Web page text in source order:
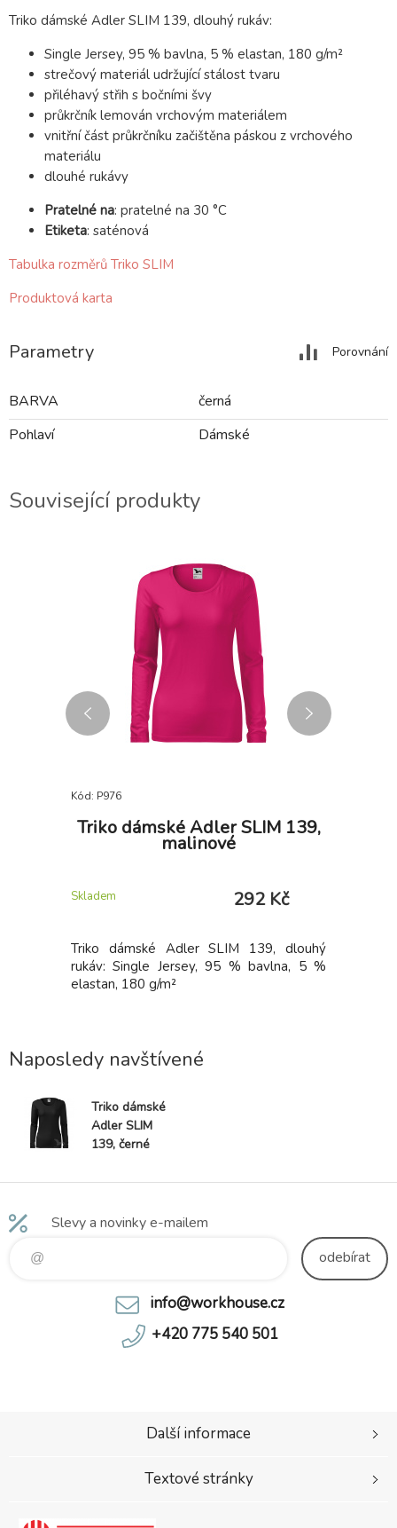
Triko dámské Adler SLIM 139, dlouhý rukáv:
Single Jersey, 95 % bavlna, 5 % elastan, 180 g/m²
strečový materiál udržující stálost tvaru
přiléhavý střih s bočními švy
průkrčník lemován vrchovým materiálem
vnitřní část průkrčníku začištěna páskou z vrchového
materiálu
dlouhé rukávy
Pratelné na: pratelné na 30 °C
Etiketa: saténová
Tabulka rozměrů Triko SLIM
Produktová karta
Parametry Porovnání
BARVA
černá
Pohlaví
Dámské
Související produkty
Kód: P976
Triko dámské Adler SLIM 139,
malinové
Skladem 292 Kč
Triko dámské Adler SLIM 139, dlouhý
rukáv: Single Jersey, 95 % bavlna, 5 %
elastan, 180 g/m²
Naposledy navštívené
Triko dámské
Adler SLIM
139, černé
Slevy a novinky e-mailem
odebírat
info@workhouse.cz
+420 775 540 501
Další informace
Textové stránky